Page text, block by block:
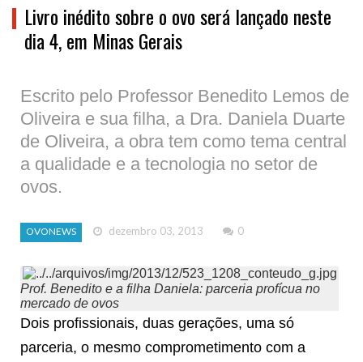
Livro inédito sobre o ovo será lançado neste
dia 4, em Minas Gerais
Escrito pelo Professor Benedito Lemos de
Oliveira e sua filha, a Dra. Daniela Duarte
de Oliveira, a obra tem como tema central
a qualidade e a tecnologia no setor de
ovos.
OVONEWS dezembro 03, 2013 0
Prof. Benedito e a filha Daniela: parceria profícua no
mercado de ovos
Dois profissionais, duas gerações, uma só
parceria, o mesmo comprometimento com a